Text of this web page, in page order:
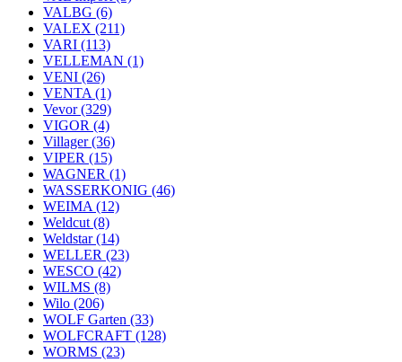
VALBG (6)
VALEX (211)
VARI (113)
VELLEMAN (1)
VENI (26)
VENTA (1)
Vevor(329)
VIGOR (4)
Villager(36)
VIPER (15)
WAGNER (1)
WASSERKONIG (46)
WEIMA (12)
Weldcut (8)
Weldstar(14)
WELLER (23)
WESCO (42)
WILMS (8)
Wilo (206)
WOLF Garten (33)
WOLFCRAFT (128)
WORMS (23)